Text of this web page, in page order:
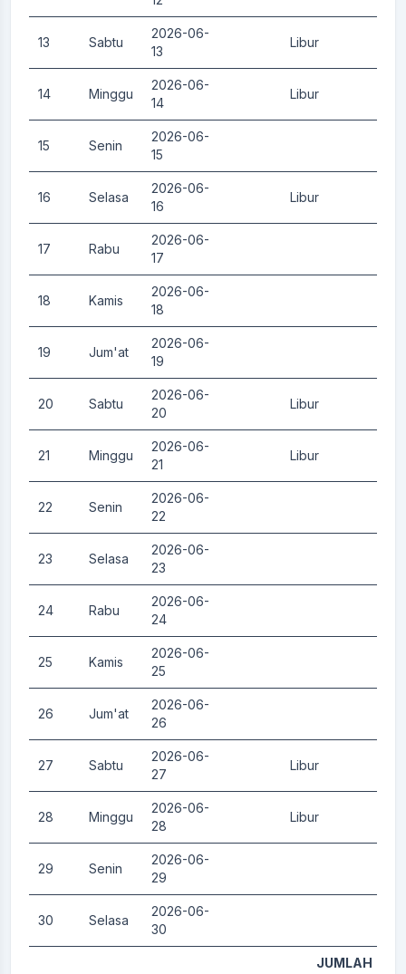
13 Sabtu
2026-06-
13
Libur
14 Minggu
2026-06-
14
Libur
15 Senin
2026-06-
15
16 Selasa
2026-06-
16
Libur
17 Rabu
2026-06-
17
18 Kamis
2026-06-
18
19 Jum'at
2026-06-
19
20 Sabtu
2026-06-
20
Libur
21 Minggu
2026-06-
21
Libur
22 Senin
2026-06-
22
23 Selasa
2026-06-
23
24 Rabu
2026-06-
24
25 Kamis
2026-06-
25
26 Jum'at
2026-06-
26
27 Sabtu
2026-06-
27
Libur
28 Minggu
2026-06-
28
Libur
29 Senin
2026-06-
29
30 Selasa
2026-06-
30
JUMLAH